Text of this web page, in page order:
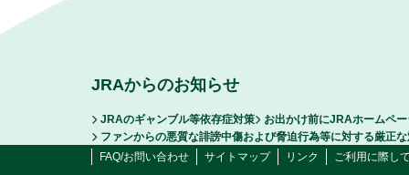
JRAからのお知らせ
JRAのギャンブル等依存症対策
お出かけ前にJRAホームペ
ファンからの悪質な誹謗中傷および脅迫行為等に対する厳正
FAQ/お問い合わせ
サイトマップ リンク ご利用に際し